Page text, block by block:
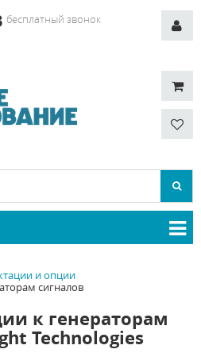
бесплатный звонок
и опции
сигналов
к генераторам
Technologies